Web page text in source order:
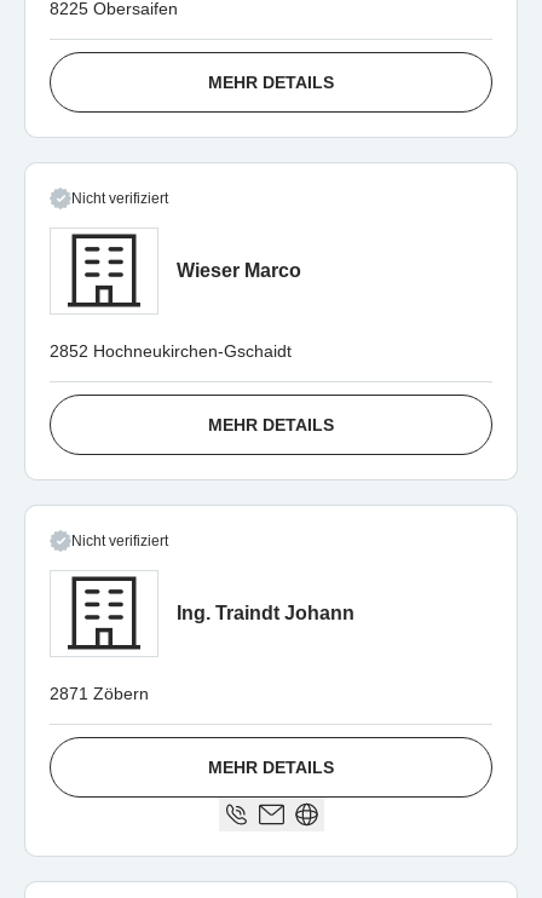
8225 Obersaifen
MEHR DETAILS
Nicht verifiziert
Wieser Marco
2852 Hochneukirchen-Gschaidt
MEHR DETAILS
Nicht verifiziert
Ing. Traindt Johann
2871 Zöbern
MEHR DETAILS